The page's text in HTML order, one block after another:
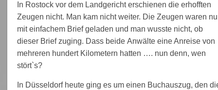
In Rostock vor dem Landgericht erschienen die erhofften
Zeugen nicht. Man kam nicht weiter. Die Zeugen waren
mit einfachem Brief geladen und man wusste nicht, ob
dieser Brief zuging. Dass beide Anwälte eine Anreise von
mehreren hundert Kilometern hatten …. nun denn, wen
stört`s?
In Düsseldorf heute ging es um einen Buchauszug, den